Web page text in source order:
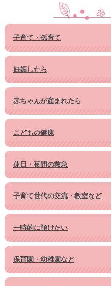
子育て・孫育て
妊娠したら
赤ちゃんが産まれたら
こどもの健康
休日・夜間の救急
子育て世代の交流・教室など
一時的に預けたい
保育園・幼稚園など